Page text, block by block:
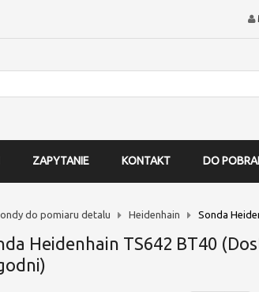
ZAPYTANIE KONTAKT DO
do pomiaru detalu Heidenhain Sonda
Heidenhain TS642 BT40